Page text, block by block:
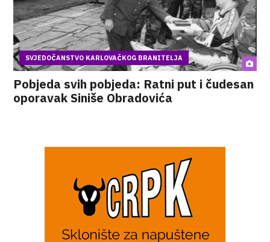
SVJEDOČANSTVO KARLOVAČKOG BRANITELJA
Pobjeda svih pobjeda: Ratni put i čudesan
oporavak Siniše Obradovića